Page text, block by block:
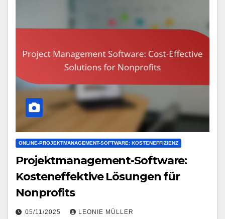
ONLINE-PROJEKTMANAGEMENT-SOFTWARE: KOSTENEFFIZIENZ
Projektmanagement-Software:
Kosteneffektive Lösungen für
Nonprofits
05/11/2025 LEONIE MÜLLER